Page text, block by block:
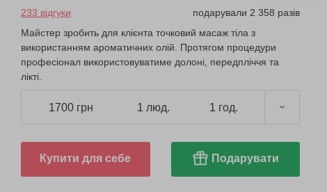
233 відгуки
подарували 2 358 разів
Майстер зробить для клієнта точковий масаж тіла з
використанням ароматичних олій. Протягом процедури
професіонал використовуватиме долоні, передпліччя та
лікті.
1700 грн 1 люд. 1 год.
Купити для себе Подарувати